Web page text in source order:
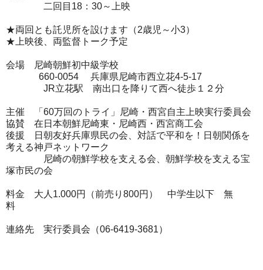
二回目18：30～上映
★両回とも託児所を設けます（2歳児～小3）
★上映後、両監督トーク予定
会場 尼崎朝鮮初中級学校
660-0054 兵庫県尼崎市西立花4-5-17
JR立花駅 南出口を降りて西へ徒歩１２分
主催 「60万回のトライ」尼崎・西宮自主上映実行委員会
協賛 在日本朝鮮尼崎東・尼崎西・西宮商工会
後援 日朝友好兵庫県民の会、対話で平和を！日朝関係を
考える神戸ネットワーク
尼崎の朝鮮学校を支える会、朝鮮学校を支える宝
塚市民の会
料金 大人1.000円（前売り800円） 中学生以下 無
料
連絡先 実行委員会（06-6419-3681）